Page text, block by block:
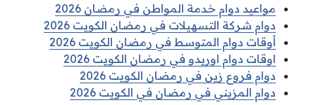
مواعيد دوام خدمة المواطن في رمضان 2026
دوام شركة التسهيلات في رمضان الكويت 2026
أوقات دوام المتوسط في رمضان الكويت 2026
اوقات دوام اوريدو في رمضان الكويت 2026
دوام فروع زين في رمضان الكويت 2026
دوام المزيني في رمضان في الكويت 2026